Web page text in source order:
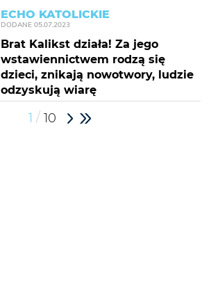
ECHO KATOLICKIE
DODANE 05.07.2023
Brat Kalikst działa! Za jego
wstawiennictwem rodzą się
dzieci, znikają nowotwory, ludzie
odzyskują wiarę
1 / 10